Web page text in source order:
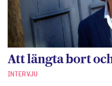
Att längta bort
INTERVJU